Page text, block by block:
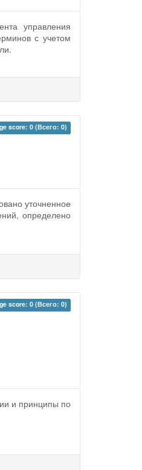
управления
с учетом
score: 0 (Всего: 0)
уточненное
определено
score: 0 (Всего: 0)
и принципы по